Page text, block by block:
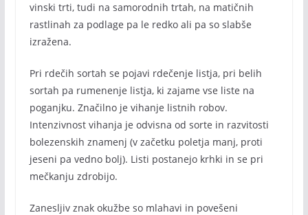
vinski trti, tudi na samorodnih trtah, na matičnih
rastlinah za podlage pa le redko ali pa so slabše
izražena.
Pri rdečih sortah se pojavi rdečenje listja, pri belih
sortah pa rumenenje listja, ki zajame vse liste na
poganjku. Značilno je vihanje listnih robov.
Intenzivnost vihanja je odvisna od sorte in razvitosti
bolezenskih znamenj (v začetku poletja manj, proti
jeseni pa vedno bolj). Listi postanejo krhki in se pri
mečkanju zdrobijo.
Zanesljiv znak okužbe so mlahavi in povešeni